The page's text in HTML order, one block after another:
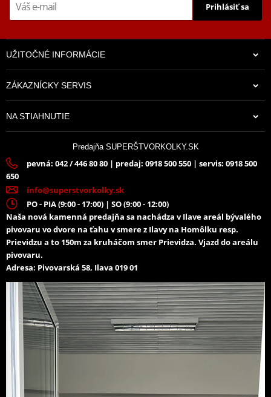
Prihlásiť sa
UŽITOČNÉ INFORMÁCIE
ZÁKAZNÍCKY SERVIS
NA STIAHNUTIE
Predajňa SUPERŠTVORKOLKY.SK
pevná: 042 / 446 80 80 | predaj: 0918 500 550 | servis: 0918 500
650
info@superstvorkolky.sk
PO - PIA (9:00 - 17:00) | SO (9:00 - 12:00)
Naša nová kamenná predajňa sa nachádza v Ilave areál bývalého
pivovaru vo dvore na ťahu v smere z Ilavy na Homôlku resp.
Prievidzu a to 150m za kruháčom smer Prievidza. Vjazd do areálu
pivovaru.
Adresa: Pivovarská 58, Ilava 019 01